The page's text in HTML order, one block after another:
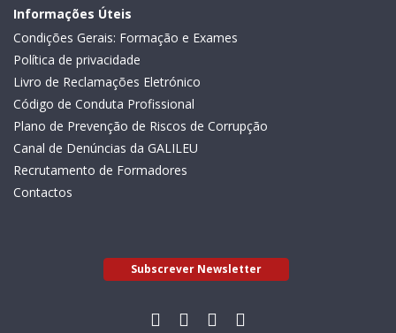
Informações Úteis
Condições Gerais: Formação e Exames
Política de privacidade
Livro de Reclamações Eletrónico
Código de Conduta Profissional
Plano de Prevenção de Riscos de Corrupção
Canal de Denúncias da GALILEU
Recrutamento de Formadores
Contactos
Subscrever Newsletter